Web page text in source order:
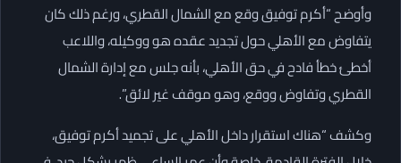
وأوضح “أكرم توفيق وقع مع الشمال القطري، ورغم ذلك كان
يتفاوض مع الأهلي حول تجديد عقده هو ووكيله، واللاعب
أخطئ خطأ فادح في حق الأهلي، بأنه جلس مع إدارة الشمال
القطري وتفاوض ووقع، وهو موقف غير لائق”.
وكشف “هناك استقرار داخل الأهلي على تجميد أكرم توفيق،